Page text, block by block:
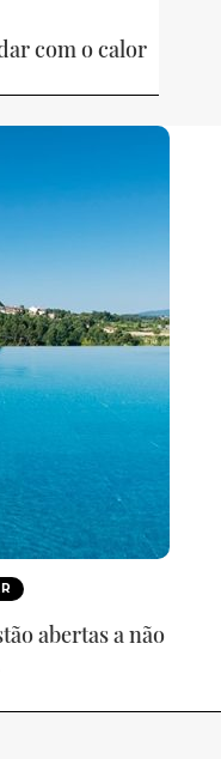
com o calor
abertas a não